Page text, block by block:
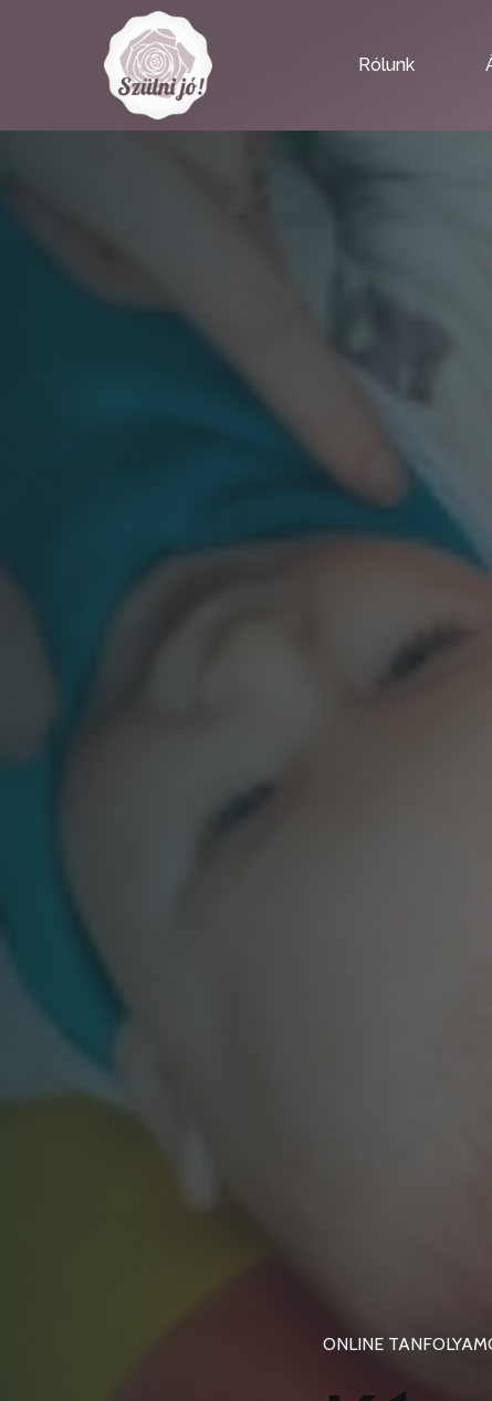
Rólunk
ONLINE